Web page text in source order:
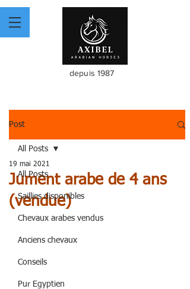
depuis 1987
Post
All Posts
Saillies disponibles
Chevaux arabes vendus
Anciens chevaux
Conseils
Pur Egyptien
All Posts
Jument arabe de 4 ans
(vendue)
19 mai 2021